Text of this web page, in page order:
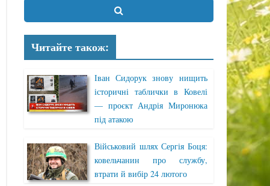
Читайте також:
Іван Сидорук знову нищить
історичні таблички в Ковелі
— проєкт Андрія Миронюка
під атакою
Військовий шлях Сергія Боця:
ковельчанин про службу,
втрати й вибір 24 лютого